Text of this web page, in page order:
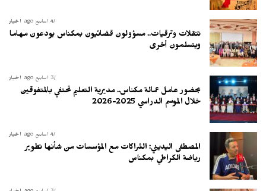
أخبار 4 أسابيع ago
تنقلات وترقيات.. مسؤولون قضائيون بمكناس يودعون مهاما
ويتسلمون أخرى
أخبار 3 أسابيع ago
بحضور عامل عمالة مكناس.. مديرية التعليم تحتفي بالمتفوقين
خلال الموسم الدراسي 2025-2026
أخبار 4 أسابيع ago
المصطفى اليديني: الشراكات مع المؤسسات من شأنها تطوير
رياضة الكراطي بمكناس